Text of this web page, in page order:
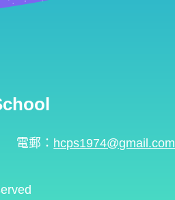
電郵： hcps1974@gmail.com